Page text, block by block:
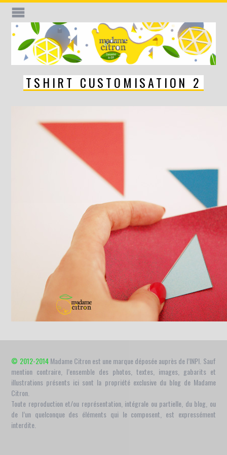
TSHIRT CUSTOMISATION 2
© 2012-2014Madame Citron est une marque déposée auprès de l’INPI. Sauf
mention contraire, l’ensemble des photos, textes, images, gabarits et
illustrations présents ici sont la propriété exclusive du blog de Madame
Citron.
Toute reproduction et/ou représentation, intégrale ou partielle, du blog, ou
de l’un quelconque des éléments qui le composent, est expressément
interdite.